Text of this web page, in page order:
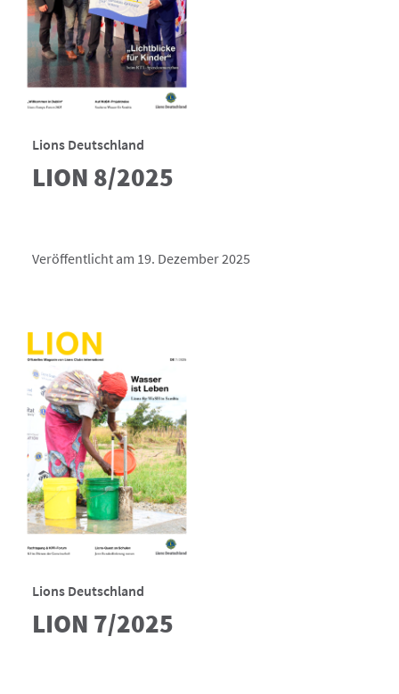
Lions Deutschland
LION 8/2025
Veröffentlicht am 19. Dezember 2025
Lions Deutschland
LION 7/2025